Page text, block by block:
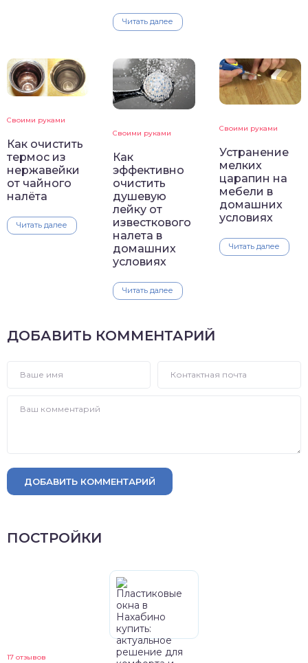
Читать далее
Своими руками
Как очистить
термос из
нержавейки
от чайного
налёта
Читать далее
Своими руками
Как
эффективно
очистить
душевую
лейку от
известкового
налета в
домашних
условиях
Читать далее
Своими руками
Устранение
мелких
царапин на
мебели в
домашних
условиях
Читать далее
ДОБАВИТЬ КОММЕНТАРИЙ
ДОБАВИТЬ КОММЕНТАРИЙ
ПОСТРОЙКИ
17 отзывов